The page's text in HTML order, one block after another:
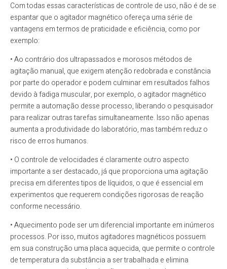
Com todas essas características de controle de uso, não é de se
espantar que o agitador magnético ofereça uma série de
vantagens em termos de praticidade e eficiência, como por
exemplo:
• Ao contrário dos ultrapassados e morosos métodos de
agitação manual, que exigem atenção redobrada e constância
por parte do operador e podem culminar em resultados falhos
devido à fadiga muscular, por exemplo, o agitador magnético
permite a automação desse processo, liberando o pesquisador
para realizar outras tarefas simultaneamente. Isso não apenas
aumenta a produtividade do laboratório, mas também reduz o
risco de erros humanos.
• O controle de velocidades é claramente outro aspecto
importante a ser destacado, já que proporciona uma agitação
precisa em diferentes tipos de líquidos, o que é essencial em
experimentos que requerem condições rigorosas de reação
conforme necessário.
• Aquecimento pode ser um diferencial importante em inúmeros
processos. Por isso, muitos agitadores magnéticos possuem
em sua construção uma placa aquecida, que permite o controle
de temperatura da substância a ser trabalhada e elimina